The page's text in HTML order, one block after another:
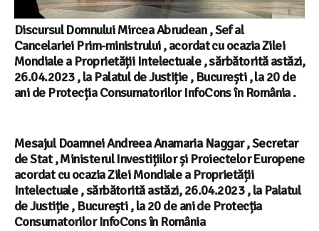
Discursul Domnului Mircea Abrudean , Sef al
Cancelariei Prim-ministrului , acordat cu ocazia Zilei
Mondiale a Proprietății Intelectuale , sărbătorită astăzi,
26.04.2023 , la Palatul de Justiție , București , la 20 de
ani de Protecția Consumatorilor InfoCons în România .
Mesajul Doamnei Andreea Anamaria Naggar , Secretar
de Stat , Ministerul Investițiilor și Proiectelor Europene
acordat cu ocazia Zilei Mondiale a Proprietății
Intelectuale , sărbătorită astăzi, 26.04.2023 , la Palatul
de Justiție , București , la 20 de ani de Protecția
Consumatorilor InfoCons în România